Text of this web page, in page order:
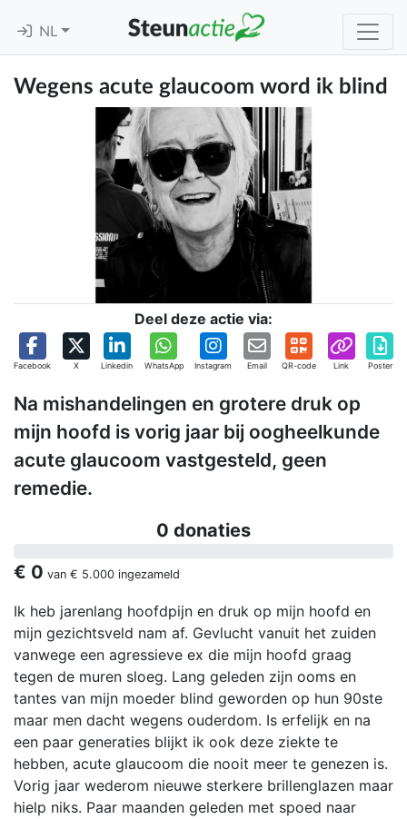
NL
Wegens acute glaucoom word ik blind
Deel deze actie via:
Facebook X Linkedin WhatsApp Instagram Email QR-code Link Poster
Na mishandelingen en grotere druk op
mijn hoofd is vorig jaar bij oogheelkunde
acute glaucoom vastgesteld, geen
remedie.
0 donaties
€ 0 van € 5.000 ingezameld
Ik heb jarenlang hoofdpijn en druk op mijn hoofd en
mijn gezichtsveld nam af. Gevlucht vanuit het zuiden
vanwege een agressieve ex die mijn hoofd graag
tegen de muren sloeg. Lang geleden zijn ooms en
tantes van mijn moeder blind geworden op hun 90ste
maar men dacht wegens ouderdom. Is erfelijk en na
een paar generaties blijkt ik ook deze ziekte te
hebben, acute glaucoom die nooit meer te genezen is.
Vorig jaar wederom nieuwe sterkere brillenglazen maar
hielp niks. Paar maanden geleden met spoed naar